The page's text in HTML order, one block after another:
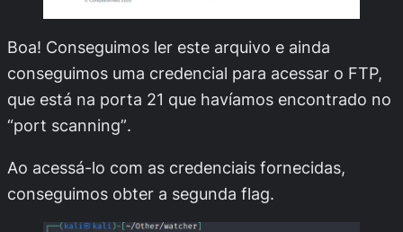
Boa! Conseguimos ler este arquivo e ainda
conseguimos uma credencial para acessar o FTP,
que está na porta 21 que havíamos encontrado no
“port scanning”.
Ao acessá-lo com as credenciais fornecidas,
conseguimos obter a segunda flag.